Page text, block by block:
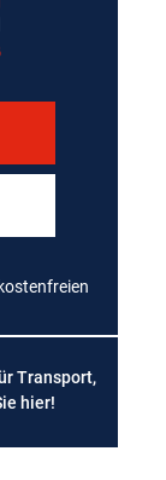
Transport,
hier!